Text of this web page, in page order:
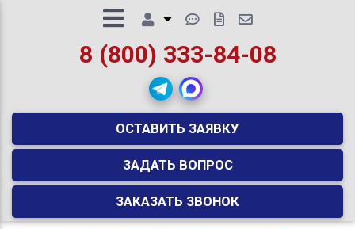
8 (800) 333-84-08
ОСТАВИТЬ ЗАЯВКУ
ЗАДАТЬ ВОПРОС
ЗАКАЗАТЬ ЗВОНОК